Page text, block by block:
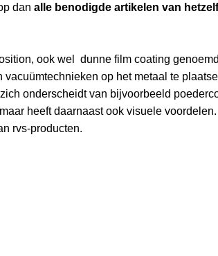
dan alle benodigde artikelen van
ook wel dunne film coating
op het metaal te
onderscheidt van bijvoorbeeld
heeft daarnaast ook visuele
rvs-producten.